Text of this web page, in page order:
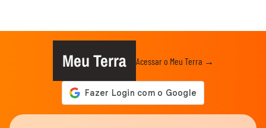
Meu Terra Acessar o Meu Terra →